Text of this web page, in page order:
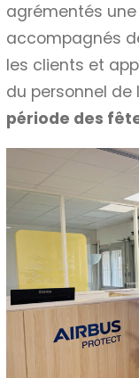
agrémentés une
accompagnés
les clients et
du personnel de
période des